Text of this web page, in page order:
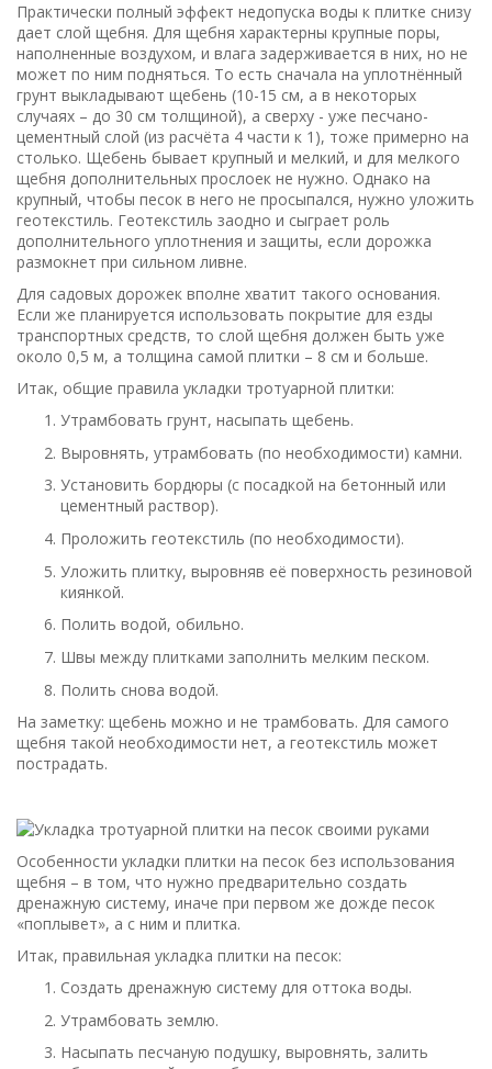
Практически полный эффект недопуска воды к плитке снизу
дает слой щебня. Для щебня характерны крупные поры,
наполненные воздухом, и влага задерживается в них, но не
может по ним подняться. То есть сначала на уплотнённый
грунт выкладывают щебень (10-15 см, а в некоторых
случаях – до 30 см толщиной), а сверху - уже песчано-
цементный слой (из расчёта 4 части к 1), тоже примерно на
столько. Щебень бывает крупный и мелкий, и для мелкого
щебня дополнительных прослоек не нужно. Однако на
крупный, чтобы песок в него не просыпался, нужно уложить
геотекстиль. Геотекстиль заодно и сыграет роль
дополнительного уплотнения и защиты, если дорожка
размокнет при сильном ливне.
Для садовых дорожек вполне хватит такого основания.
Если же планируется использовать покрытие для езды
транспортных средств, то слой щебня должен быть уже
около 0,5 м, а толщина самой плитки – 8 см и больше.
Итак, общие правила укладки тротуарной плитки:
Утрамбовать грунт, насыпать щебень.
Выровнять, утрамбовать (по необходимости) камни.
Установить бордюры (с посадкой на бетонный или
цементный раствор).
Проложить геотекстиль (по необходимости).
Уложить плитку, выровняв её поверхность резиновой
киянкой.
Полить водой, обильно.
Швы между плитками заполнить мелким песком.
Полить снова водой.
На заметку: щебень можно и не трамбовать. Для самого
щебня такой необходимости нет, а геотекстиль может
пострадать.
Особенности укладки плитки на песок без использования
щебня – в том, что нужно предварительно создать
дренажную систему, иначе при первом же дожде песок
«поплывет», а с ним и плитка.
Итак, правильная укладка плитки на песок:
Создать дренажную систему для оттока воды.
Утрамбовать землю.
Насыпать песчаную подушку, выровнять, залить